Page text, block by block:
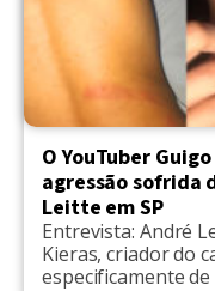
O YouTuber
agressão sofrida
Leitte em SP
Entrevista: André
Kieras, criador do
especificamente